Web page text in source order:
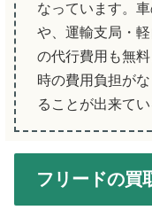
なっています。
や、運輸支局・
の代行費用も無
時の費用負担が
ることが出来てい
フリードの買